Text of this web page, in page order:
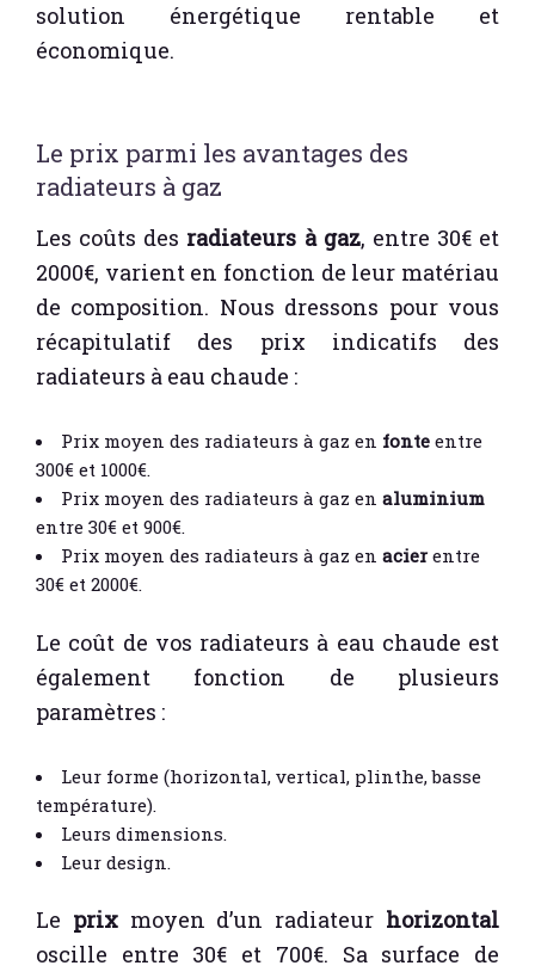
solution énergétique rentable et
économique.
Le prix parmi les avantages des
radiateurs à gaz
Les coûts des radiateurs à gaz, entre 30€ et
2000€, varient en fonction de leur matériau
de composition. Nous dressons pour vous
récapitulatif des prix indicatifs des
radiateurs à eau chaude :
Prix moyen des radiateurs à gaz en fonte entre
300€ et 1000€.
Prix moyen des radiateurs à gaz en aluminium
entre 30€ et 900€.
Prix moyen des radiateurs à gaz en acier entre
30€ et 2000€.
Le coût de vos radiateurs à eau chaude est
également fonction de plusieurs
paramètres :
Leur forme (horizontal, vertical, plinthe, basse
température).
Leurs dimensions.
Leur design.
Le prixmoyen d’un radiateur horizontal
oscille entre 30€ et 700€. Sa surface de